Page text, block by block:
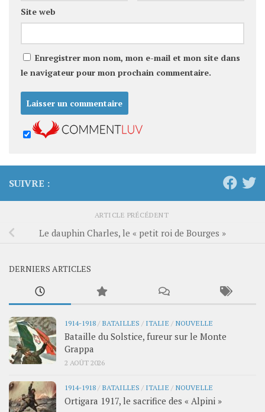
Site web
Enregistrer mon nom, mon e-mail et mon site dans
le navigateur pour mon prochain commentaire.
SUIVRE :
ARTICLE PRÉCÉDENT
Le dauphin Charles, le « petit roi de Bourges »
DERNIERS ARTICLES
1914-1918/ BATAILLES / ITALIE / NOUVELLE
Bataille du Solstice, fureur sur le Monte
Grappa
2 AOÛT 2026
1914-1918/ BATAILLES / ITALIE / NOUVELLE
Ortigara 1917, le sacrifice des « Alpini »